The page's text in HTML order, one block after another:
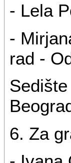
- Lela
-
rad -
6. Za